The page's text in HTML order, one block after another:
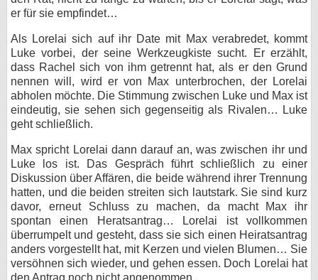
er für sie empfindet…
Als Lorelai sich auf ihr Date mit Max verabredet, kommt
Luke vorbei, der seine Werkzeugkiste sucht. Er erzählt,
dass Rachel sich von ihm getrennt hat, als er den Grund
nennen will, wird er von Max unterbrochen, der Lorelai
abholen möchte. Die Stimmung zwischen Luke und Max ist
eindeutig, sie sehen sich gegenseitig als Rivalen… Luke
geht schließlich.
Max spricht Lorelai dann darauf an, was zwischen ihr und
Luke los ist. Das Gespräch führt schließlich zu einer
Diskussion über Affären, die beide während ihrer Trennung
hatten, und die beiden streiten sich lautstark. Sie sind kurz
davor, erneut Schluss zu machen, da macht Max ihr
spontan einen Heratsantrag… Lorelai ist vollkommen
überrumpelt und gesteht, dass sie sich einen Heiratsantrag
anders vorgestellt hat, mit Kerzen und vielen Blumen… Sie
versöhnen sich wieder, und gehen essen. Doch Lorelai hat
den Antrag noch nicht angenommen.